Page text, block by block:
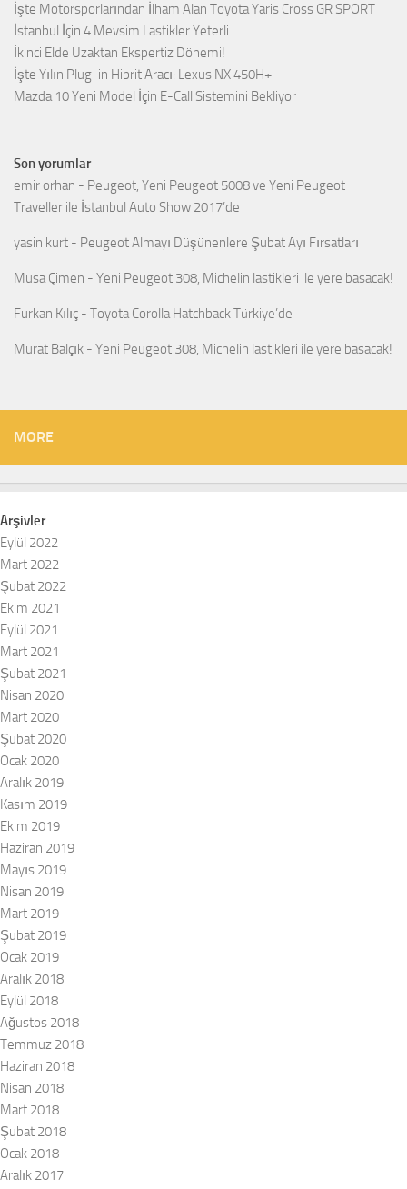
İşte Motorsporlarından İlham Alan Toyota Yaris Cross GR SPORT
İstanbul İçin 4 Mevsim Lastikler Yeterli
İkinci Elde Uzaktan Ekspertiz Dönemi!
İşte Yılın Plug-in Hibrit Aracı: Lexus NX 450H+
Mazda 10 Yeni Model İçin E-Call Sistemini Bekliyor
Son yorumlar
emir orhan - Peugeot, Yeni Peugeot 5008 ve Yeni Peugeot
Traveller ile İstanbul Auto Show 2017’de
yasin kurt - Peugeot Almayı Düşünenlere Şubat Ayı Fırsatları
Musa Çimen - Yeni Peugeot 308, Michelin lastikleri ile yere basacak!
Furkan Kılıç - Toyota Corolla Hatchback Türkiye’de
Murat Balçık - Yeni Peugeot 308, Michelin lastikleri ile yere basacak!
MORE
Arşivler
Eylül 2022
Mart 2022
Şubat 2022
Ekim 2021
Eylül 2021
Mart 2021
Şubat 2021
Nisan 2020
Mart 2020
Şubat 2020
Ocak 2020
Aralık 2019
Kasım 2019
Ekim 2019
Haziran 2019
Mayıs 2019
Nisan 2019
Mart 2019
Şubat 2019
Ocak 2019
Aralık 2018
Eylül 2018
Ağustos 2018
Temmuz 2018
Haziran 2018
Nisan 2018
Mart 2018
Şubat 2018
Ocak 2018
Aralık 2017